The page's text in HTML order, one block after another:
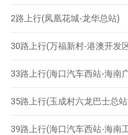
2路上行(凤凰花城-龙华总站)
30路上行(万福新村-港澳开发
33路上行(海口汽车西站-海南
35路上行(玉成村六龙巴士总
39路上行(海口汽车西站-海南